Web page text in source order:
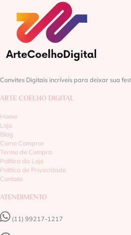
Convites Digitais incríveis para deixar sua
ARTE COELHO DIGITAL
Home
Loja
Blog
Como Comprar
Termo de Compra
Política da Loja
Política de Privacidade
Contato
ATENDIMENTO
(11) 99217-1217‬